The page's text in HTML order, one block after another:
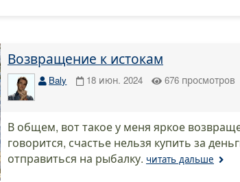
Возвращение к истокам
Baly 18 июн. 2024 676 просмотров
В общем, вот такое у меня яркое
говорится, счастье нельзя купить за
отправиться на рыбалку. читать дальше